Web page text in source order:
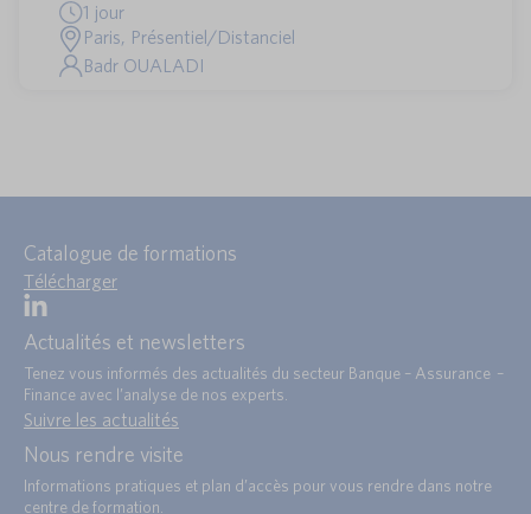
1 jour
Paris, Présentiel/Distanciel
Badr OUALADI
Catalogue de formations
Télécharger
Actualités et newsletters
Tenez vous informés des actualités du secteur Banque – Assurance –
Finance avec l’analyse de nos experts.
Suivre les actualités
Nous rendre visite
Informations pratiques et plan d’accès pour vous rendre dans notre
centre de formation.